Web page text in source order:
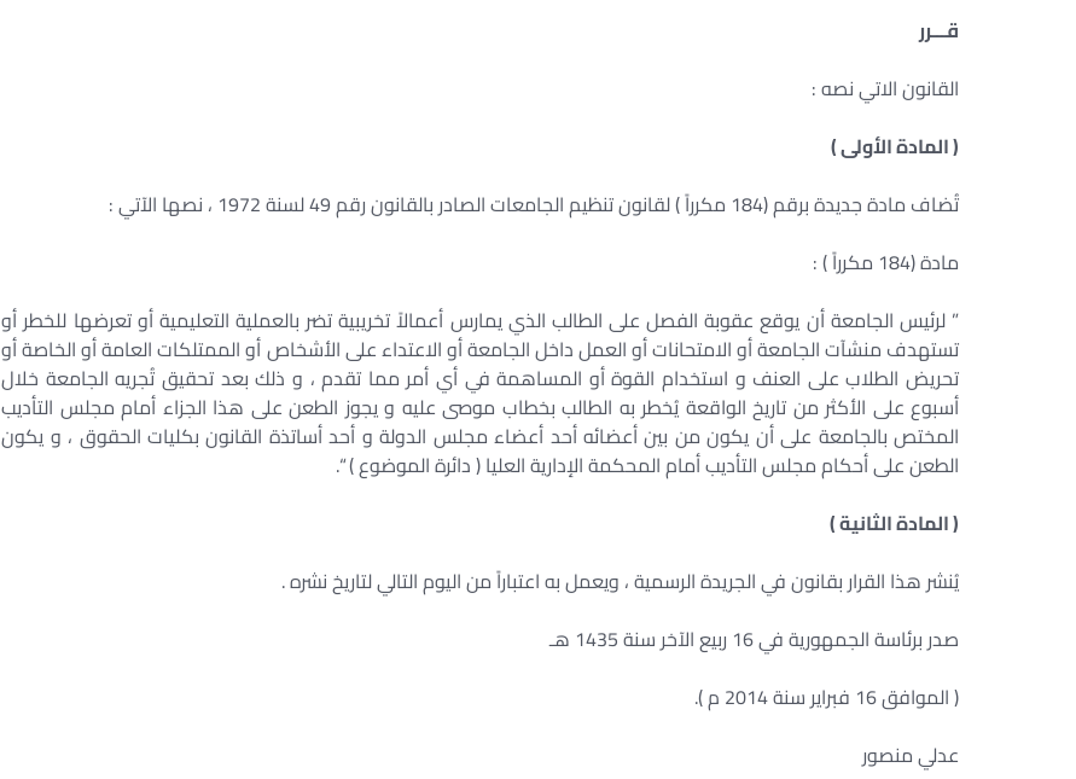
قـــرر
القانون الاتي نصه :
( المادة الأولى )
تُضاف مادة جديدة برقم (184 مكرراً ) لقانون تنظيم الجامعات الصادر بالقانون رقم 49 لسنة 1972 ، نصها الآتي :
مادة (184 مكرراً ) :
” لرئيس الجامعة أن يوقع عقوبة الفصل على الطالب الذي يمارس أعمالاً تخريبية تضر بالعملية التعليمية أو تعرضها للخطر أو
تستهدف منشآت الجامعة أو الامتحانات أو العمل داخل الجامعة أو الاعتداء على الأشخاص أو الممتلكات العامة أو الخاصة أو
تحريض الطلاب على العنف و استخدام القوة أو المساهمة في أي أمر مما تقدم ، و ذلك بعد تحقيق تُجريه الجامعة خلال
أسبوع على الأكثر من تاريخ الواقعة يُخطر به الطالب بخطاب موصى عليه و يجوز الطعن على هذا الجزاء أمام مجلس التأديب
المختص بالجامعة على أن يكون من بين أعضائه أحد أعضاء مجلس الدولة و أحد أساتذة القانون بكليات الحقوق ، و يكون
الطعن على أحكام مجلس التأديب أمام المحكمة الإدارية العليا ( دائرة الموضوع ) “.
( المادة الثانية )
يُنشر هذا القرار بقانون في الجريدة الرسمية ، ويعمل به اعتباراً من اليوم التالي لتاريخ نشره .
صدر برئاسة الجمهورية في 16 ربيع الآخر سنة 1435 هـ
( الموافق 16 فبراير سنة 2014 م ).
عدلي منصور